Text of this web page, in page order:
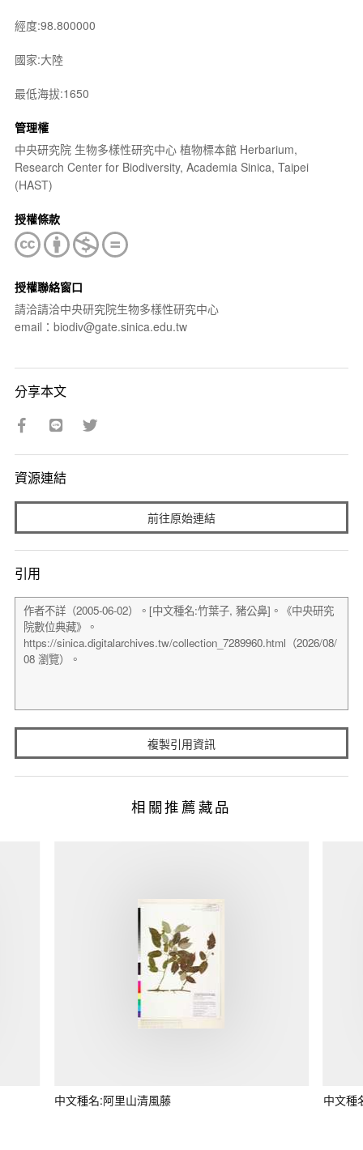
經度:98.800000
國家:大陸
最低海拔:1650
管理權
中央研究院 生物多樣性研究中心 植物標本館 Herbarium,
Research Center for Biodiversity, Academia Sinica, Taipei
(HAST)
授權條款
授權聯絡窗口
請洽請洽中央研究院生物多樣性研究中心
email：biodiv@gate.sinica.edu.tw
分享本文
資源連結
前往原始連結
引用
複製引用資訊
相關推薦藏品
中文種名:阿里山清風藤 中文種